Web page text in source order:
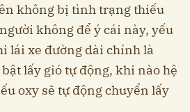
không bị tình trạng thiếu
không để ý cái này, yếu
lái xe đường dài chính là
lấy gió tự động, khi nào hệ
oxy sẽ tự động chuyển lấy